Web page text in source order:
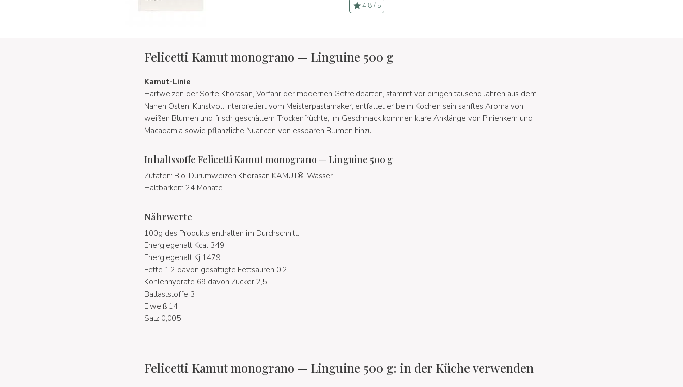
4.8 / 5
Felicetti Kamut monograno — Linguine 500 g
Kamut-Linie
Hartweizen der Sorte Khorasan, Vorfahr der modernen Getreidearten, stammt vor einigen tausend Jahren aus dem
Nahen Osten. Kunstvoll interpretiert vom Meisterpastamaker, entfaltet er beim Kochen sein sanftes Aroma von
weißen Blumen und frisch geschältem Trockenfrüchte, im Geschmack kommen klare Anklänge von Pinienkern und
Macadamia sowie pflanzliche Nuancen von essbaren Blumen hinzu.
Inhaltssoffe Felicetti Kamut monograno — Linguine 500 g
Zutaten: Bio-Durumweizen Khorasan KAMUT®, Wasser
Haltbarkeit: 24 Monate
Nährwerte
100g des Produkts enthalten im Durchschnitt:
Energiegehalt Kcal 349
Energiegehalt Kj 1479
Fette 1,2 davon gesättigte Fettsäuren 0,2
Kohlenhydrate 69 davon Zucker 2,5
Ballaststoffe 3
Eiweiß 14
Salz 0,005
Felicetti Kamut monograno — Linguine 500 g: in der Küche verwenden